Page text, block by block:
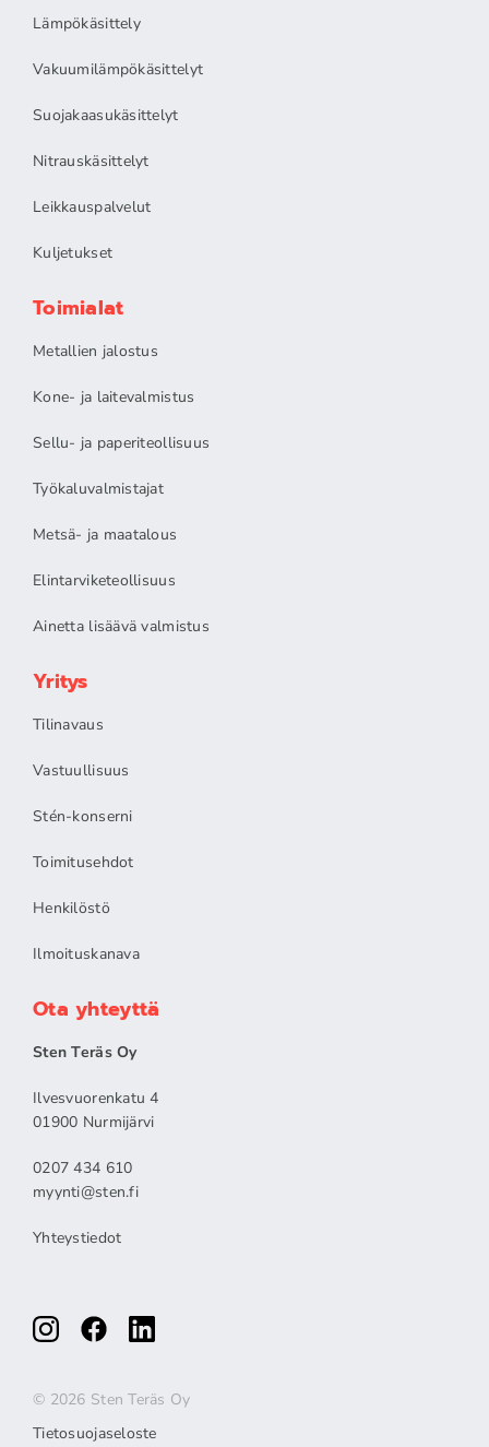
Lämpökäsittely
Vakuumilämpökäsittelyt
Suojakaasukäsittelyt
Nitrauskäsittelyt
Leikkauspalvelut
Kuljetukset
Toimialat
Metallien jalostus
Kone- ja laitevalmistus
Sellu- ja paperiteollisuus
Työkaluvalmistajat
Metsä- ja maatalous
Elintarviketeollisuus
Ainetta lisäävä valmistus
Yritys
Tilinavaus
Vastuullisuus
Stén-konserni
Toimitusehdot
Henkilöstö
Ilmoituskanava
Ota yhteyttä
Sten Teräs Oy
Ilvesvuorenkatu 4
01900 Nurmijärvi
0207 434 610
myynti@sten.fi
Yhteystiedot
© 2026 Sten Teräs Oy
Tietosuojaseloste